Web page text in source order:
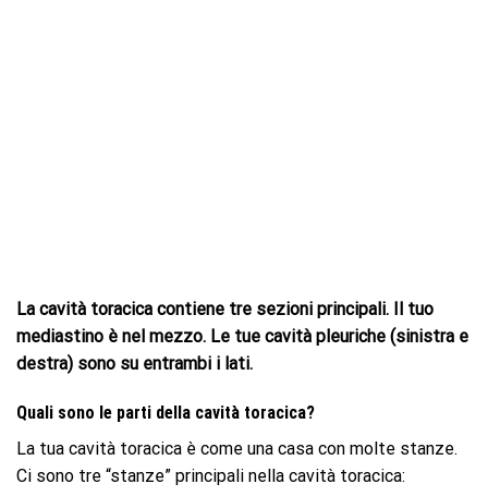
La cavità toracica contiene tre sezioni principali. Il tuo
mediastino è nel mezzo. Le tue cavità pleuriche (sinistra e
destra) sono su entrambi i lati.
Quali sono le parti della cavità toracica?
La tua cavità toracica è come una casa con molte stanze.
Ci sono tre “stanze” principali nella cavità toracica: